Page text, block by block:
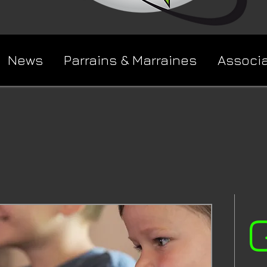
News Parrains & Marraines